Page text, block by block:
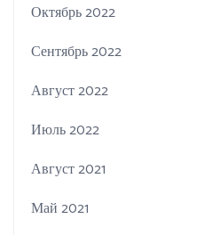
Октябрь 2022
Сентябрь 2022
Август 2022
Июль 2022
Август 2021
Май 2021